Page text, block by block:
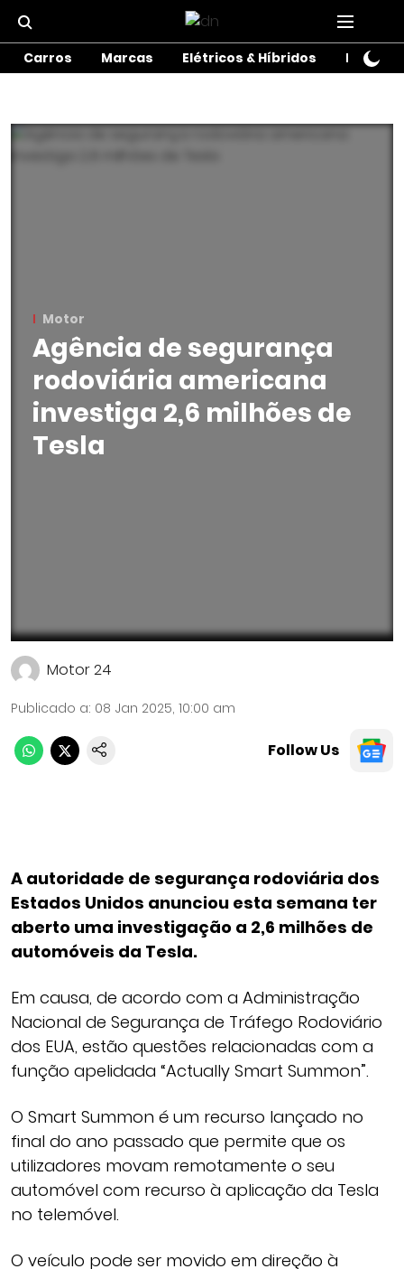
Carros Marcas Elétricos & Híbridos Motos
Motor
Agência de segurança
rodoviária americana
investiga 2,6 milhões de
Tesla
Motor 24
Publicado a: 08 Jan 2025, 10:00 am
Follow Us
A autoridade de segurança rodoviária dos
Estados Unidos anunciou esta semana ter
aberto uma investigação a 2,6 milhões de
automóveis da Tesla.
Em causa, de acordo com a Administração
Nacional de Segurança de Tráfego Rodoviário
dos EUA, estão questões relacionadas com a
função apelidada “Actually Smart Summon”.
O Smart Summon é um recurso lançado no
final do ano passado que permite que os
utilizadores movam remotamente o seu
automóvel com recurso à aplicação da Tesla
no telemóvel.
O veículo pode ser movido em direção à